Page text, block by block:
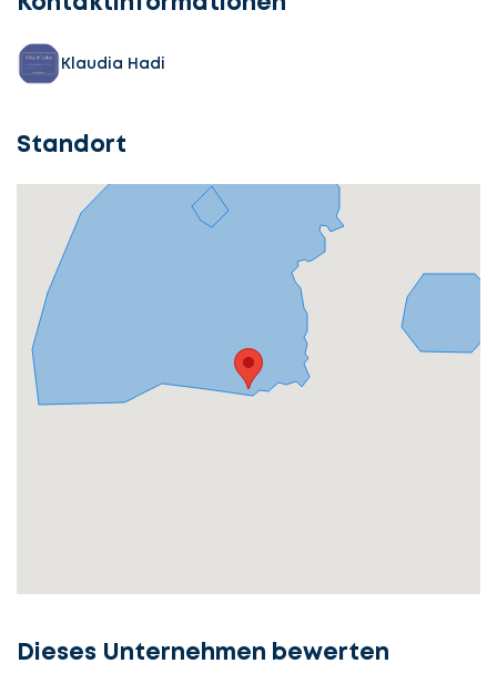
Klaudia Hadi
Standort
Dieses Unternehmen bewerten